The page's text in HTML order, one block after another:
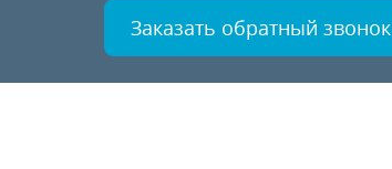
Заказать обратный звонок